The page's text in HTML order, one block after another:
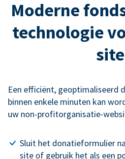
Moderne
technologie
site
Een efficiënt, geoptimaliseerd
binnen enkele minuten kan
uw non-profitorganisatie-
Sluit het donatieformulier
site of gebruik het als een